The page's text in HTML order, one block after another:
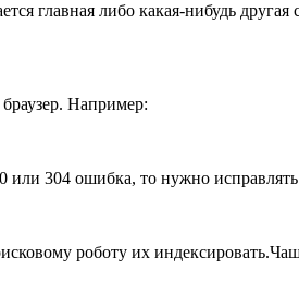
главная либо какая-нибудь
Например:
или 304 ошибка, то нужно
роботу их